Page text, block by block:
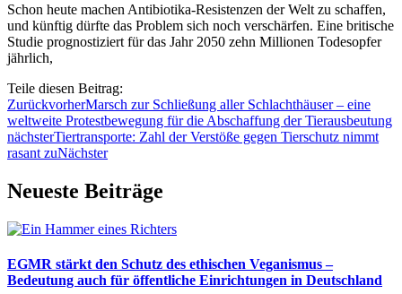
Schon heute machen Antibiotika-Resistenzen der Welt zu schaffen,
und künftig dürfte das Problem sich noch verschärfen. Eine britische
Studie prognostiziert für das Jahr 2050 zehn Millionen Todesopfer
jährlich,
Teile diesen Beitrag:
ZurückvorherMarsch zur Schließung aller Schlachthäuser – eine
weltweite Protestbewegung für die Abschaffung der Tierausbeutung
nächsterTiertransporte: Zahl der Verstöße gegen Tierschutz nimmt
rasant zuNächster
Neueste Beiträge
EGMR stärkt den Schutz des ethischen Veganismus –
Bedeutung auch für öffentliche Einrichtungen in Deutschland